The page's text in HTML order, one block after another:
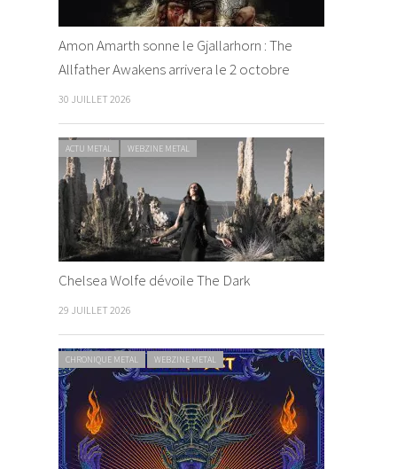
Amon Amarth sonne le Gjallarhorn : The
Allfather Awakens arrivera le 2 octobre
30 JUILLET 2026
ACTU METAL WEBZINE METAL
Chelsea Wolfe dévoile The Dark
29 JUILLET 2026
CHRONIQUE METAL WEBZINE METAL